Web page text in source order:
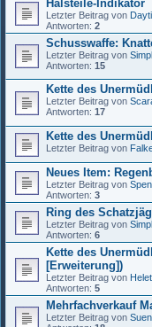
Halsteile-Indikator
Letzter Beitrag von
Antworten: 2
Schusswaffe:
Letzter Beitrag von
Antworten: 15
Kette des
Letzter Beitrag von
Antworten: 17
Kette des
Letzter Beitrag von
Neues Item:
Letzter Beitrag von
Antworten: 3
Ring des
Letzter Beitrag von
Antworten: 6
Kette des
[Erweiterung])
Letzter Beitrag von
Antworten: 5
Mehrfachverkauf
Letzter Beitrag von